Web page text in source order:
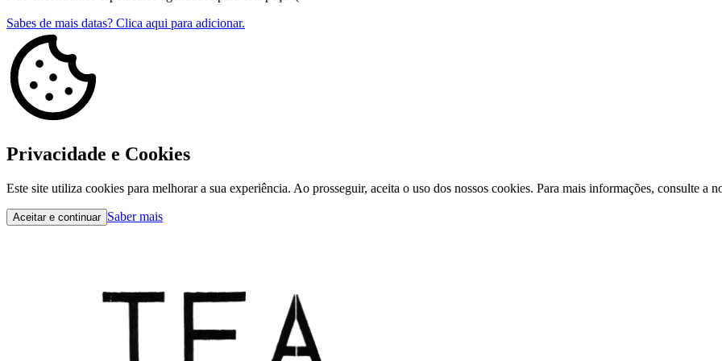
Sabes de mais datas? Clica aqui para adicionar.
Privacidade e Cookies
Este site utiliza cookies para melhorar a sua experiência. Ao prosseguir, aceita o uso dos nossos cookies. Para mais informações, consulte a
Aceitar e continuar Saber mais